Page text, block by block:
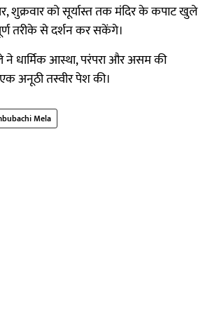
शुक्रवार को सूर्यास्त तक मंदिर के कपाट खुले
तरीके से दर्शन कर सकेंगे।
ने धार्मिक आस्था, परंपरा और असम की
अनूठी तस्वीर पेश की।
Mela